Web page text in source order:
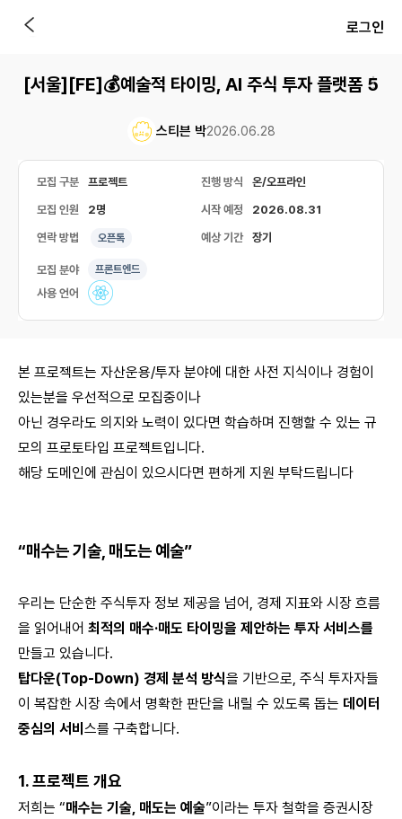
로그인
[서울][FE]💰예술적 타이밍, AI 주식 투자 플랫폼 5
스티븐 박2026.06.28
모집 구분 프로젝트 진행 방식 온/오프라인
모집 인원 2명 시작 예정 2026.08.31
연락 방법 오픈톡 예상 기간 장기
모집 분야 프론트엔드
사용 언어
본 프로젝트는 자산운용/투자 분야에 대한 사전 지식이나 경험이
있는분을 우선적으로 모집중이나
아닌 경우라도 의지와 노력이 있다면 학습하며 진행할 수 있는 규
모의 프로토타입 프로젝트입니다.
해당 도메인에 관심이 있으시다면 편하게 지원 부탁드립니다
“매수는 기술, 매도는 예술”
우리는 단순한 주식투자 정보 제공을 넘어, 경제 지표와 시장 흐름
을 읽어내어 최적의 매수·매도 타이밍을 제안하는 투자 서비스를
만들고 있습니다.
탑다운(Top-Down) 경제 분석 방식을 기반으로, 주식 투자자들
이 복잡한 시장 속에서 명확한 판단을 내릴 수 있도록 돕는 데이터
중심의 서비 스를 구축합니다.
1. 프로젝트 개요
저희는 “매수는 기술, 매도는 예술”이라는 투자 철학을 증권시장